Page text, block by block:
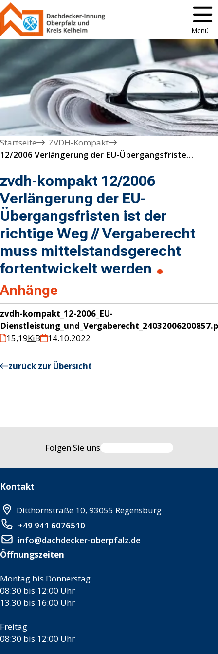
Menü
Startseite
ZVDH-Kompakt
12/2006 Verlängerung der EU-Übergangsfristen ist der richtige Weg // Vergaberecht muss mittelstandsgerecht fortentwickelt werden
zvdh-kompakt 12/2006
Verlängerung der EU-
Übergangsfristen ist der
richtige Weg // Vergaberecht
muss mittelstandsgerecht
fortentwickelt werden
Anhänge
zvdh-kompakt_12-2006_EU-
15,19KiB 14.10.2022
zurück zur Übersicht
Folgen Sie uns
Kontakt
Ditthornstraße 10, 93055 Regensburg
+49 941 6076510
info@dachdecker-oberpfalz.de
Öffnungszeiten
Montag bis Donnerstag
08:30 bis 12:00 Uhr
13.30 bis 16:00 Uhr
Freitag
08:30 bis 12:00 Uhr